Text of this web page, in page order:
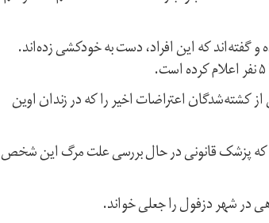
و گفته‌اند که این افراد، دست به خودکشی زده‌اند.
کل ایران، روز پنج‌شنبه ۲۱ دی‌ماه، یکی از کشته‌شدگان اعتراضات اخیر را که در زندان اوین
پزشک قانونی در حال بررسی علت مرگ این شخص
در شهر دزفول را جعلی خواند.